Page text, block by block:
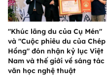
"Khúc lãng du của Cụ Mén"
và "Cuộc phiêu du của Chép
Hồng" đón nhận kỷ lục Việt
Nam và thế giới về sáng tác
văn học nghệ thuật